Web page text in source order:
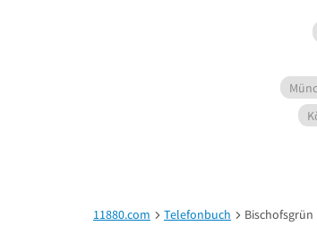
11880.com Telefonbuch Bischofsgrün